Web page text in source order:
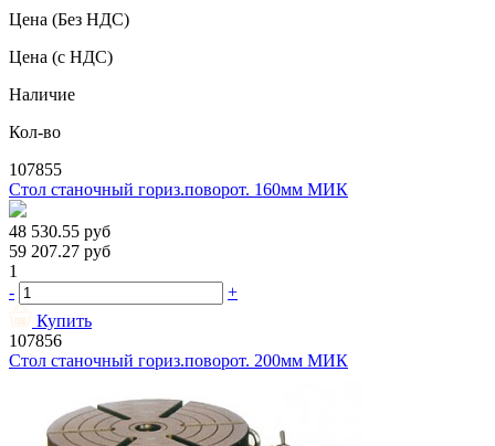
Цена (Без НДС)
Цена (с НДС)
Наличие
Кол-во
107855
Стол станочный гориз.поворот. 160мм МИК
48 530.55 руб
59 207.27 руб
1
-
+
Купить
107856
Стол станочный гориз.поворот. 200мм МИК